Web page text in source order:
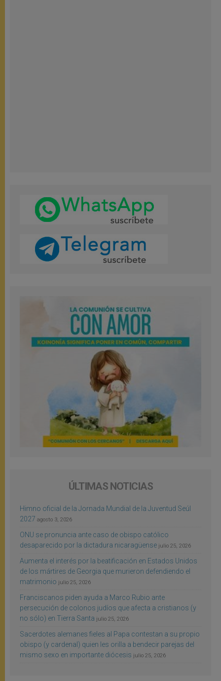
ÚLTIMAS NOTICIAS
Himno oficial de la Jornada Mundial de la Juventud Seúl
2027 agosto 3, 2026
ONU se pronuncia ante caso de obispo católico
desaparecido por la dictadura nicaragüense julio 25, 2026
Aumenta el interés por la beatificación en Estados Unidos
de los mártires de Georgia que murieron defendiendo el
matrimonio julio 25, 2026
Franciscanos piden ayuda a Marco Rubio ante
persecución de colonos judíos que afecta a cristianos (y
no sólo) en Tierra Santa julio 25, 2026
Sacerdotes alemanes fieles al Papa contestan a su propio
obispo (y cardenal) quien les orilla a bendecir parejas del
mismo sexo en importante diócesis julio 25, 2026